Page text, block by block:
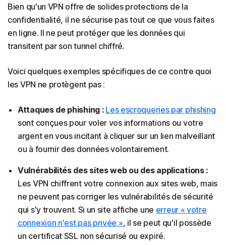
Bien qu'un VPN offre de solides protections de la
confidentialité, il ne sécurise pas tout ce que vous faites
en ligne. Il ne peut protéger que les données qui
transitent par son tunnel chiffré.
Voici quelques exemples spécifiques de ce contre quoi
les VPN ne protègent pas :
Attaques de phishing : Les escroqueries par phishing
sont conçues pour voler vos informations ou votre
argent en vous incitant à cliquer sur un lien malveillant
ou à fournir des données volontairement.
Vulnérabilités des sites web ou des applications :
Les VPN chiffrent votre connexion aux sites web, mais
ne peuvent pas corriger les vulnérabilités de sécurité
qui s'y trouvent. Si un site affiche une erreur « votre
connexion n'est pas privée », il se peut qu'il possède
un certificat SSL non sécurisé ou expiré.